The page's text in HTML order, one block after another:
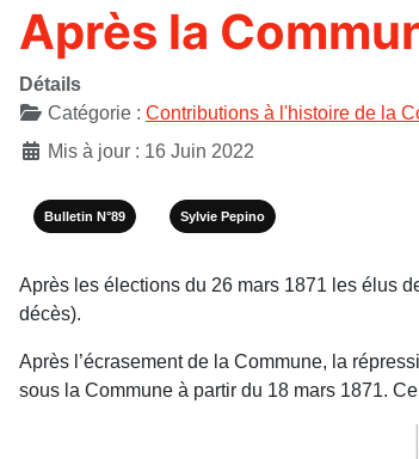
Après la
Détails
Catégorie : Contributions à l'histoire de la
Mis à jour : 16 Juin 2022
Bulletin N°89 Sylvie Pepino
Après les élections du 26 mars 1871 les élus
décès).
Après l’écrasement de la Commune, la
sous la Commune à partir du 18 mars 1871.